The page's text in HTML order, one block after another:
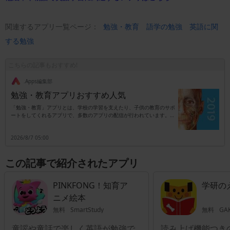
関連するアプリ一覧ページ： 勉強・教育 語学の勉強
英語に関
する勉強
.Apps編集部
勉強・教育アプリおすすめ人気
「勉強・教育」アプリとは、学校の学習を支えたり、子供の教育のサポ
ートをしてくれるアプリで、多数のアプリの配信が行われています。勉
題を解いて答えをさらに応用したりと、勉強に活用できるのが特徴で
子供のやる気を育てるアプリなども存在します。目的に合わせてたくさ
んのアプリの中から選べるため、受験勉強に、教育や子育てにと幅広く
2026/8/7 05:00
この記事で紹介されたアプリ
PINKFONG！知育ア
ニメ絵本
無料 SmartStudy
学研の
無料